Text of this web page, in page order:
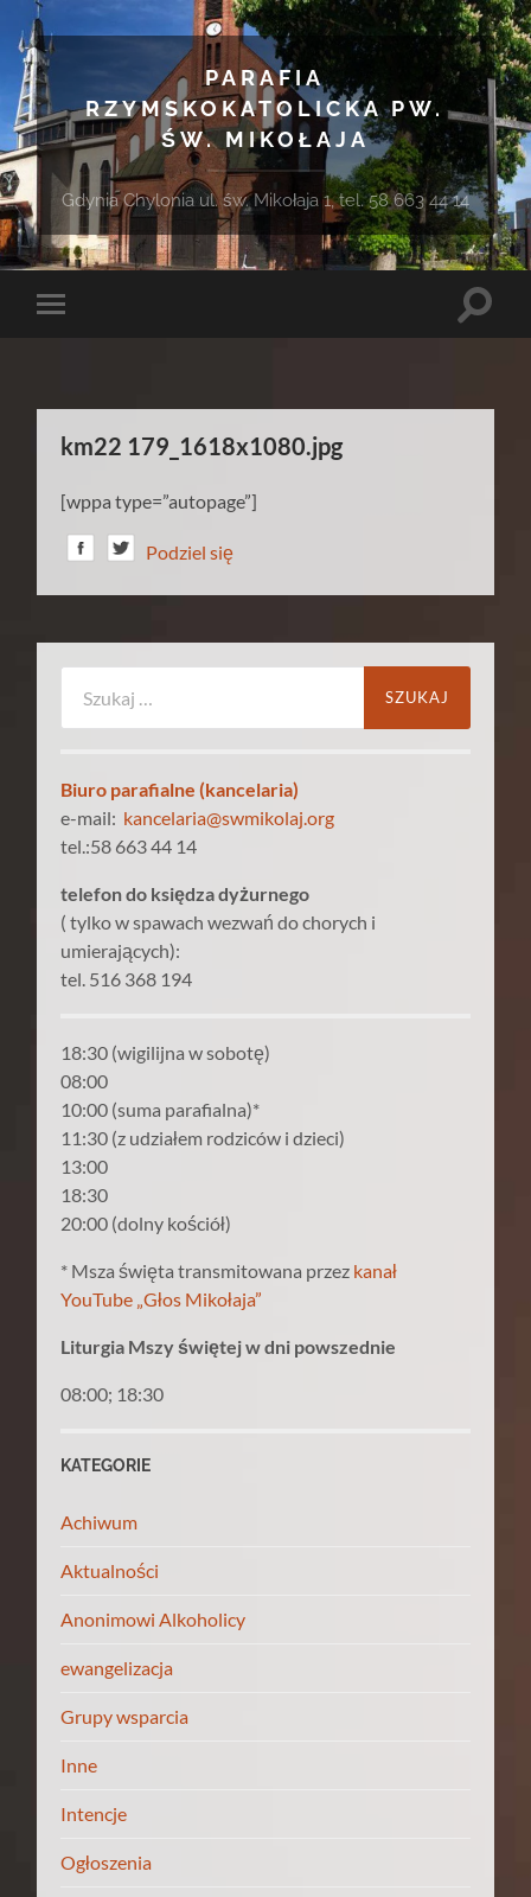
PARAFIA
RZYMSKOKATOLICKA PW.
ŚW. MIKOŁAJA
Gdynia Chylonia ul. św. Mikołaja 1, tel. 58 663 44 14
Toggle
Toggle
km22 179_1618x1080.jpg
[wppa type=”autopage”]
Podziel się
Biuro parafialne (kancelaria)
e-mail: kancelaria@swmikolaj.org
tel.:58 663 44 14
telefon do księdza dyżurnego
( tylko w spawach wezwań do chorych i
umierających):
tel. 516 368 194
18:30 (wigilijna w sobotę)
08:00
10:00 (suma parafialna)*
11:30 (z udziałem rodziców i dzieci)
13:00
18:30
20:00 (dolny kościół)
* Msza święta transmitowana przez kanał
YouTube „Głos Mikołaja”
Liturgia Mszy świętej w dni powszednie
08:00; 18:30
KATEGORIE
Achiwum
Aktualności
Anonimowi Alkoholicy
ewangelizacja
Grupy wsparcia
Inne
Intencje
Ogłoszenia